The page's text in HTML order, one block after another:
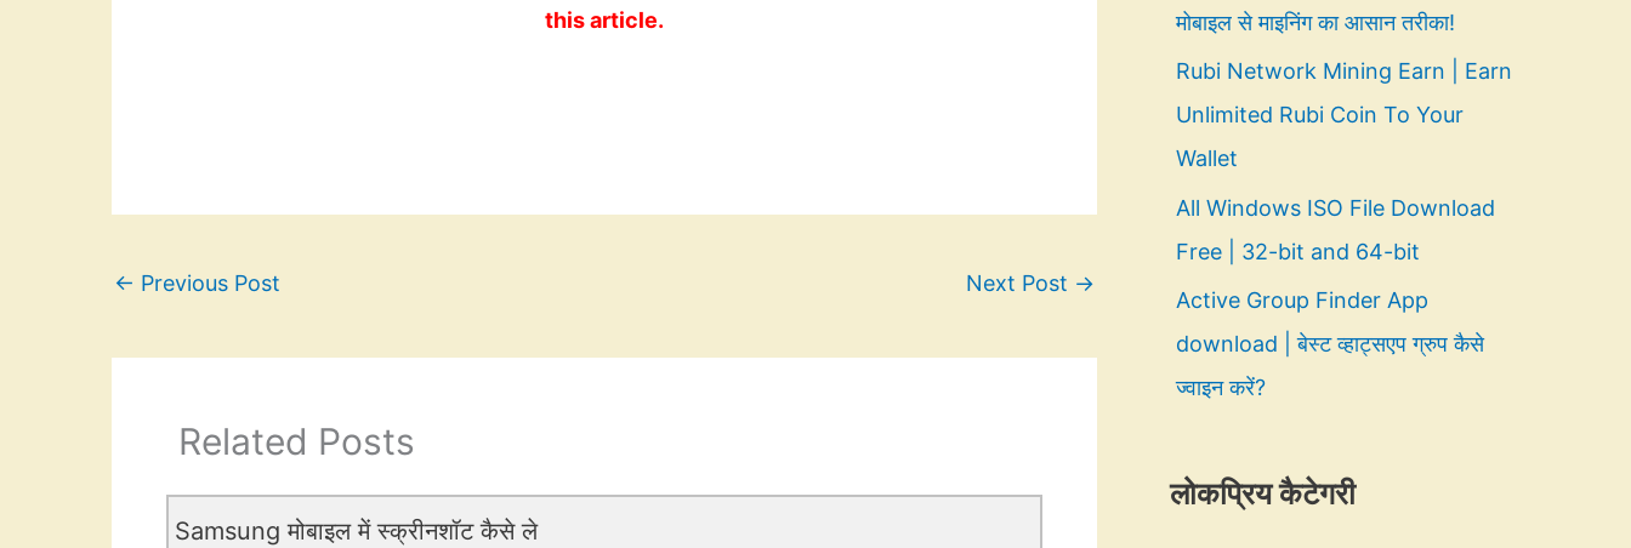
this article.
← Previous Post Next Post →
Related Posts
Samsung मोबाइल में स्क्रीनशॉट कैसे ले
मोबाइल से माइनिंग का आसान तरीका!
Rubi Network Mining Earn | Earn
Unlimited Rubi Coin To Your
Wallet
All Windows ISO File Download
Free | 32-bit and 64-bit
Active Group Finder App
download | बेस्ट व्हाट्सएप ग्रुप कैसे
ज्वाइन करें?
लोकप्रिय कैटेगरी